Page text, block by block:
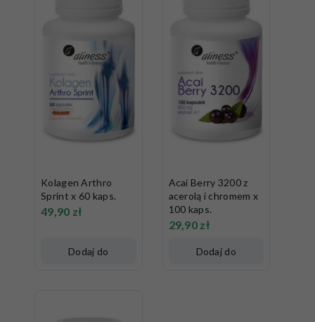
Kolagen Arthro
Sprint x 60 kaps.
49,90 zł
Dodaj do
Acai Berry 3200 z
acerolą i chromem x
100 kaps.
29,90 zł
Dodaj do